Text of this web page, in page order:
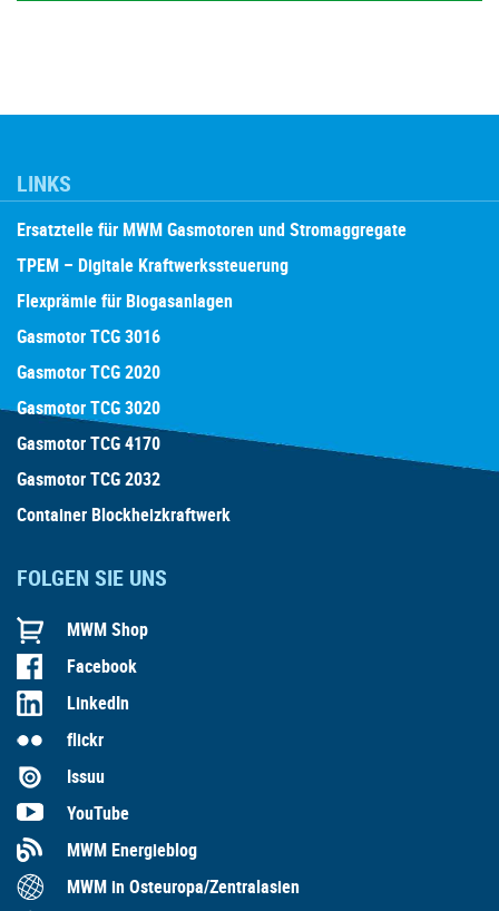
LINKS
Ersatzteile für MWM Gasmotoren und Stromaggregate
TPEM – Digitale Kraftwerkssteuerung
Flexprämie für Biogasanlagen
Gasmotor TCG 3016
Gasmotor TCG 2020
Gasmotor TCG 3020
Gasmotor TCG 4170
Gasmotor TCG 2032
Container Blockheizkraftwerk
FOLGEN SIE UNS
MWM Shop
Facebook
LinkedIn
flickr
Issuu
YouTube
MWM Energieblog
MWM in Osteuropa/Zentralasien